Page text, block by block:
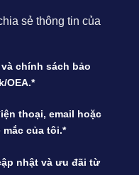
sẻ thông tin của
chính sách bảo
OEA.*
thoại, email hoặc
của tôi.*
nhật và ưu đãi từ